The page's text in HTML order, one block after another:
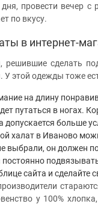
дня, провести вечер
по вкусу.
в интернет-
решившие сделать
У этой одежды тоже
на длину
путаться в ногах.
допускается больше
халат в Иваново
выбрали, он должен
постоянно
сайта и сделайте
у 100%